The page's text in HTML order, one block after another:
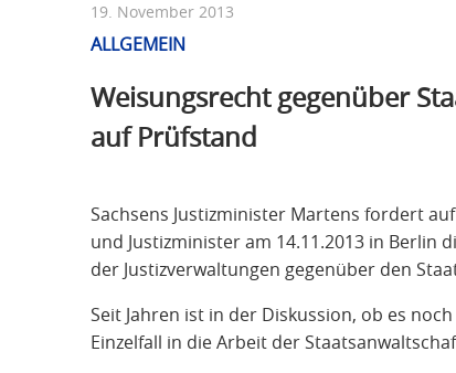
19. November 2013
ALLGEMEIN
Weisungsrecht gegenüber
auf Prüfstand
Sachsens Justizminister Martens fordert
und Justizminister am 14.11.2013 in Berlin
der Justizverwaltungen gegenüber den
Seit Jahren ist in der Diskussion, ob es
Einzelfall in die Arbeit der